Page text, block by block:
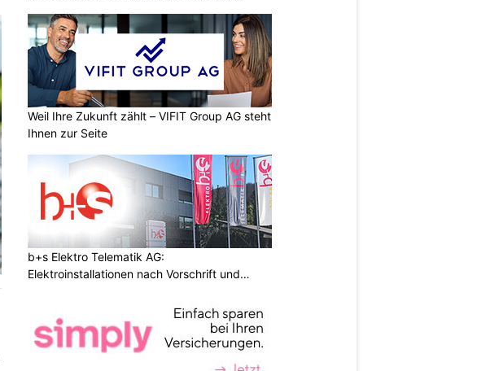
Weil Ihre Zukunft zählt – VIFIT Group AG steht
Ihnen zur Seite
b+s Elektro Telematik AG:
Elektroinstallationen nach Vorschrift und